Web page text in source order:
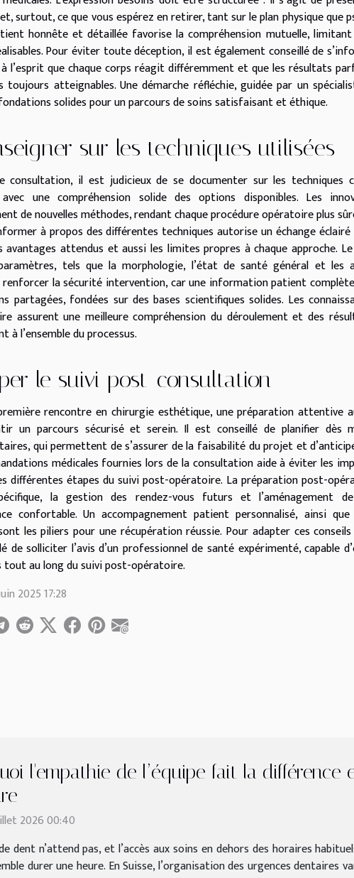
surtout, ce que vous espérez en retirer, tant sur le plan physique que
honnête et détaillée favorise la compréhension mutuelle,
Pour éviter toute déception, il est également conseillé de
l’esprit que chaque corps réagit différemment et que les résultats
toujours atteignables. Une démarche réfléchie, guidée par un
solides pour un parcours de soins satisfaisant et éthique.
sur les techniques utilisées
consultation, il est judicieux de se documenter sur les techniques
une compréhension solide des options disponibles. Les
de nouvelles méthodes, rendant chaque procédure opératoire plus
à propos des différentes techniques autorise un échange
avantages attendus et aussi les limites propres à chaque approche.
tels que la morphologie, l’état de santé général et les
la sécurité intervention, car une information patient
partagées, fondées sur des bases scientifiques solides. Les
assurent une meilleure compréhension du déroulement et des
à l’ensemble du processus.
le suivi post-consultation
rencontre en chirurgie esthétique, une préparation attentive
un parcours sécurisé et serein. Il est conseillé de planifier dès
qui permettent de s’assurer de la faisabilité du projet et
médicales fournies lors de la consultation aide à éviter les
différentes étapes du suivi post-opératoire. La préparation post-
la gestion des rendez-vous futurs et l’aménagement
confortable. Un accompagnement patient personnalisé, ainsi
les piliers pour une récupération réussie. Pour adapter ces
de solliciter l’avis d’un professionnel de santé expérimenté, capable
tout au long du suivi post-opératoire.
2025 17:28
l'empathie de l’équipe fait la différence
2026 00:40
dent n’attend pas, et l’accès aux soins en dehors des horaires
durer une heure. En Suisse, l’organisation des urgences dentaires